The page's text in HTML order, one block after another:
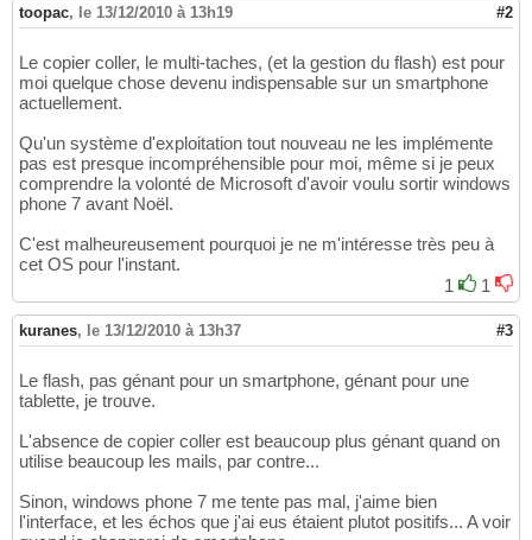
toopac, le 13/12/2010 à 13h19 #2
Le copier coller, le multi-taches, (et la gestion du flash) est pour
moi quelque chose devenu indispensable sur un smartphone
actuellement.
Qu'un système d'exploitation tout nouveau ne les implémente
pas est presque incompréhensible pour moi, même si je peux
comprendre la volonté de Microsoft d'avoir voulu sortir windows
phone 7 avant Noël.
C'est malheureusement pourquoi je ne m'intéresse très peu à
cet OS pour l'instant.
1
1
kuranes, le 13/12/2010 à 13h37 #3
Le flash, pas génant pour un smartphone, génant pour une
tablette, je trouve.
L'absence de copier coller est beaucoup plus génant quand on
utilise beaucoup les mails, par contre...
Sinon, windows phone 7 me tente pas mal, j'aime bien
l'interface, et les échos que j'ai eus étaient plutot positifs... A voir